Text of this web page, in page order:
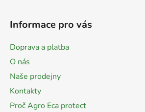
Informace pro vás
Doprava a platba
O nás
Naše prodejny
Kontakty
Proč Agro Eca protect